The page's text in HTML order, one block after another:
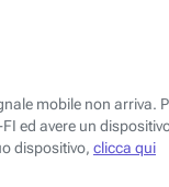
mobile non arriva.
ed avere un
dispositivo, clicca qui